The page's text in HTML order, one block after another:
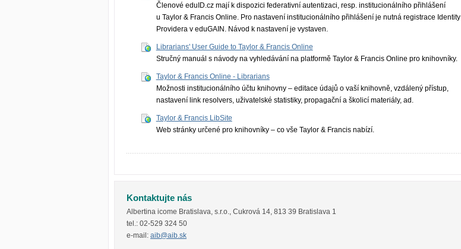
Členové eduID.cz mají k dispozici federativní autentizaci, resp. institucionálního přihlášení
u Taylor & Francis Online. Pro nastavení institucionálního přihlášení je nutná registrace Identity
Providera v eduGAIN. Návod k nastavení je vystaven.
Librarians' User Guide to Taylor & Francis Online
Stručný manuál s návody na vyhledávání na platformě Taylor & Francis Online pro knihovníky.
Taylor & Francis Online - Librarians
Možnosti institucionálního účtu knihovny – editace údajů o vaší knihovně, vzdálený přístup,
nastavení link resolvers, uživatelské statistiky, propagační a školicí materiály, ad.
Taylor & Francis LibSite
Web stránky určené pro knihovníky – co vše Taylor & Francis nabízí.
Kontaktujte nás
Albertina icome Bratislava, s.r.o., Cukrová 14, 813 39 Bratislava 1
tel.: 02-529 324 50
e-mail: aib@aib.sk